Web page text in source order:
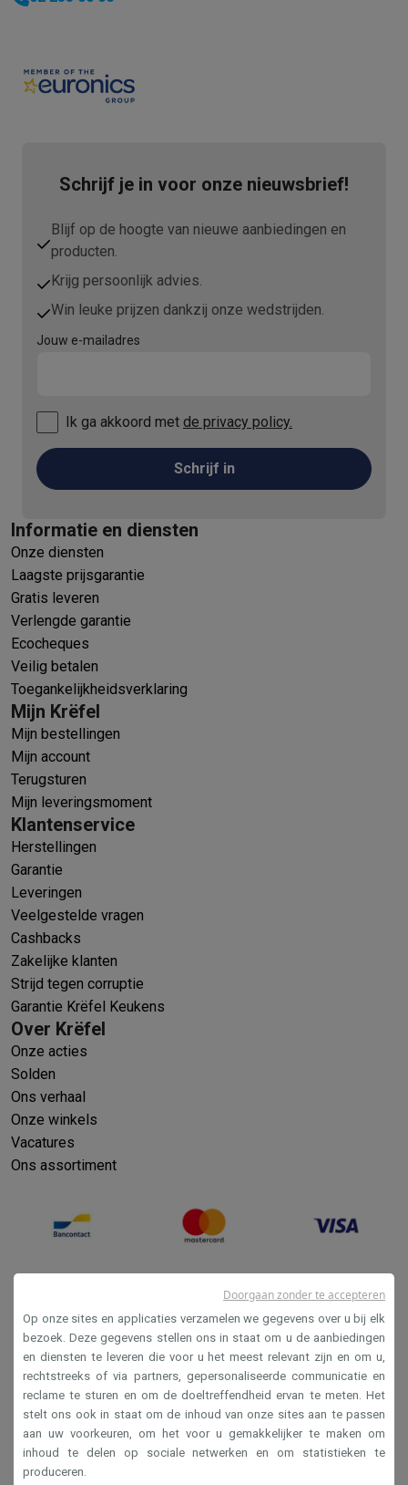
Schrijf je in voor onze nieuwsbrief!
Blijf op de hoogte van nieuwe aanbiedingen en
producten.
Krijg persoonlijk advies.
Win leuke prijzen dankzij onze wedstrijden.
Jouw e-mailadres
Ik ga akkoord met de privacy policy.
Schrijf in
Informatie en diensten
Onze diensten
Laagste prijsgarantie
Gratis leveren
Verlengde garantie
Ecocheques
Veilig betalen
Toegankelijkheidsverklaring
Mijn Krëfel
Mijn bestellingen
Mijn account
Terugsturen
Mijn leveringsmoment
Klantenservice
Herstellingen
Garantie
Leveringen
Veelgestelde vragen
Cashbacks
Zakelijke klanten
Strijd tegen corruptie
Garantie Krëfel Keukens
Over Krëfel
Onze acties
Solden
Ons verhaal
Onze winkels
Vacatures
Ons assortiment
Verkoopsvoorwaarden
Privacy
Disclaimer
Cookies
Op onze sites en applicaties verzamelen we gegevens over u bij elk
bezoek. Deze gegevens stellen ons in staat om u de aanbiedingen
en diensten te leveren die voor u het meest relevant zijn en om u,
rechtstreeks of via partners, gepersonaliseerde communicatie en
reclame te sturen en om de doeltreffendheid ervan te meten. Het
stelt ons ook in staat om de inhoud van onze sites aan te passen
aan uw voorkeuren, om het voor u gemakkelijker te maken om
inhoud te delen op sociale netwerken en om statistieken te
produceren.
Doorgaan zonder te accepteren